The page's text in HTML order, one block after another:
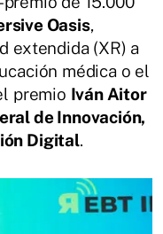
Oasis,
extendida (XR) a
médica o el
premio Iván Aitor
de Innovación,
Digital.